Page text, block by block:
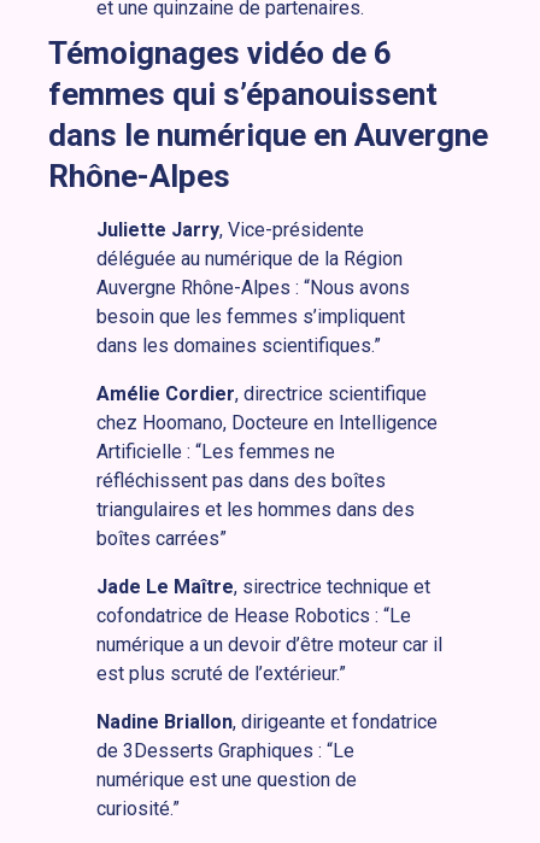
et une quinzaine de partenaires.
Témoignages vidéo de 6
femmes qui s’épanouissent
dans le numérique en Auvergne
Rhône-Alpes
Juliette Jarry, Vice-présidente
déléguée au numérique de la Région
Auvergne Rhône-Alpes : “Nous avons
besoin que les femmes s’impliquent
dans les domaines scientifiques.”
Amélie Cordier, directrice scientifique
chez Hoomano, Docteure en Intelligence
Artificielle : “Les femmes ne
réfléchissent pas dans des boîtes
triangulaires et les hommes dans des
boîtes carrées”
Jade Le Maître, sirectrice technique et
cofondatrice de Hease Robotics : “Le
numérique a un devoir d’être moteur car il
est plus scruté de l’extérieur.”
Nadine Briallon, dirigeante et fondatrice
de 3Desserts Graphiques : “Le
numérique est une question de
curiosité.”